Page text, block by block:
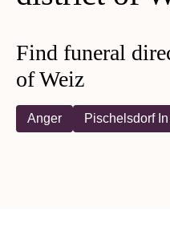
Find funeral
of Weiz
Anger Pischelsdorf